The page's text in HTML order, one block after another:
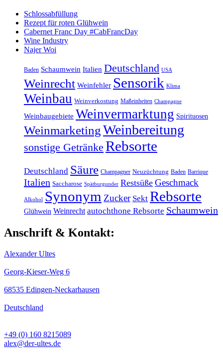
Schlossabfüllung
Rezept für roten Glühwein
Cabernet Franc Day #CabFrancDay
Wine Industry
Najer Woi
Baden Schaumwein Italien Deutschland USA
Weinrecht Weinfehler Sensorik Klima
Weinbau Weinverkostung Maßeinheiten Champagne
Weinbaugebiete Weinvermarktung Spirituosen
WeinmarketingWeinbereitung
sonstige Getränke Rebsorte
Deutschland Säure Champagner Neuzüchtung Baden Barrique
Italien Saccharose Spätburgunder Restsüße Geschmack
Alkohol Synonym Zucker Sekt Rebsorte
Glühwein Weinrecht autochthone Rebsorte Schaumwein
Anschrift & Kontakt:
Alexander Ultes
Georg-Kieser-Weg 6
68535 Edingen-Neckarhausen
Deutschland
+49 (0) 160 8215089
alex@der-ultes.de